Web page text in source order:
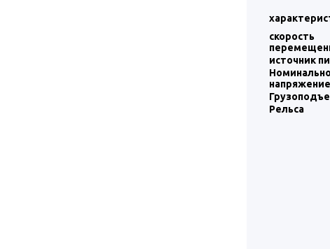
скорость
источник
напряжение
Рельса